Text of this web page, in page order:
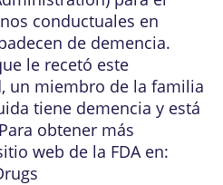
conductuales en
de demencia.
le recetó este
un miembro de la familia
tiene demencia y está
obtener más
web de la FDA en: